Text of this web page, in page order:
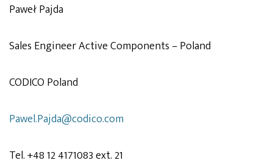
Paweł Pajda
Sales Engineer Active Components – Poland
CODICO Poland
Pawel.Pajda@codico.com
Tel. +48 12 4171083 ext. 21